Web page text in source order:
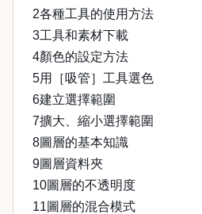
2各種工具的使用方法
3工具和素材下載
4顏色的設定方法
5用［吸管］工具選色
6建立選擇範圍
7擴大、縮小選擇範圍
8圖層的基本知識
9圖層資料夾
10圖層的不透明度
11圖層的混合模式